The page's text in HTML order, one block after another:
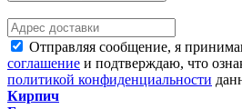
Отправляя сообщение, я
соглашение и подтверждаю, что
политикой конфиденциальности
Кирпич